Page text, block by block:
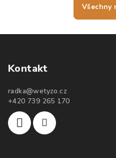
Všechny
Kontakt
radka@wetyzo.cz
+420 739 265 170